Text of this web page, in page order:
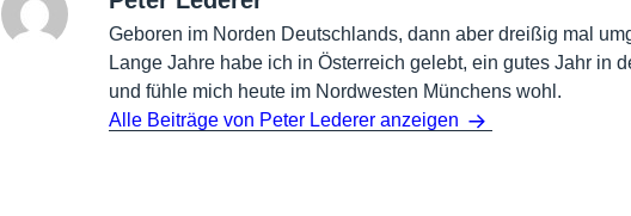
Geboren im Norden Deutschlands, dann aber dreißig mal
Lange Jahre habe ich in Österreich gelebt, ein gutes Jahr in
und fühle mich heute im Nordwesten Münchens wohl.
Alle Beiträge von Peter Lederer anzeigen